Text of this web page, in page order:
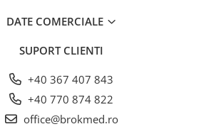
DATE COMERCIALE
SUPORT CLIENTI
+40 367 407 843
+40 770 874 822
office@brokmed.ro